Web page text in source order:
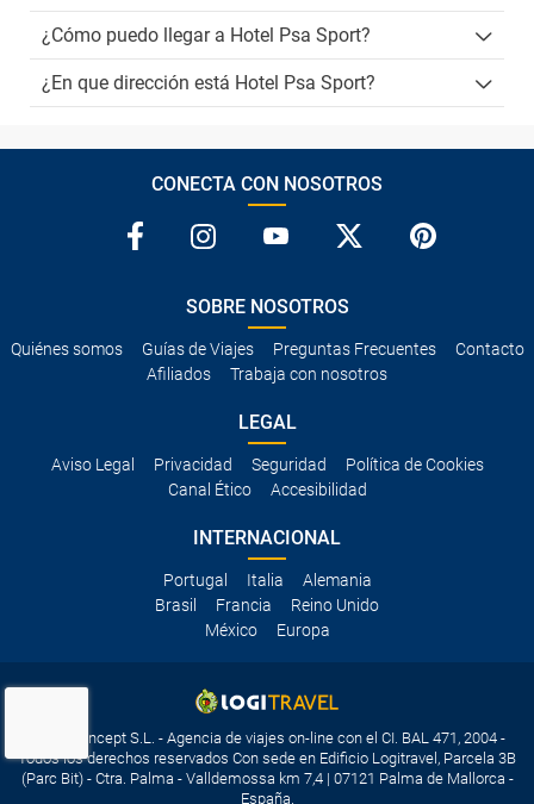
¿Cómo puedo llegar a Hotel Psa Sport?
¿En que dirección está Hotel Psa Sport?
CONECTA CON NOSOTROS
SOBRE NOSOTROS
Quiénes somos Guías de Viajes Preguntas Frecuentes
Contacto
Afiliados
Trabaja con nosotros
LEGAL
Aviso Legal Privacidad Seguridad
Política de Cookies
Canal Ético
Accesibilidad
INTERNACIONAL
Portugal Italia
Alemania
Brasil
Francia
Reino Unido
México
Europa
Travelconcept S.L. - Agencia de viajes on-line con el CI. BAL 471, 2004 -
Todos los derechos reservados Con sede en Edificio Logitravel, Parcela 3B
(Parc Bit) - Ctra. Palma - Valldemossa km 7,4 | 07121 Palma de Mallorca -
España.